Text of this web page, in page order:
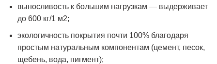
выносливость к большим нагрузкам — выдерживает
до 600 кг/1 м2;
экологичность покрытия почти 100% благодаря
простым натуральным компонентам (цемент, песок,
щебень, вода, пигмент);